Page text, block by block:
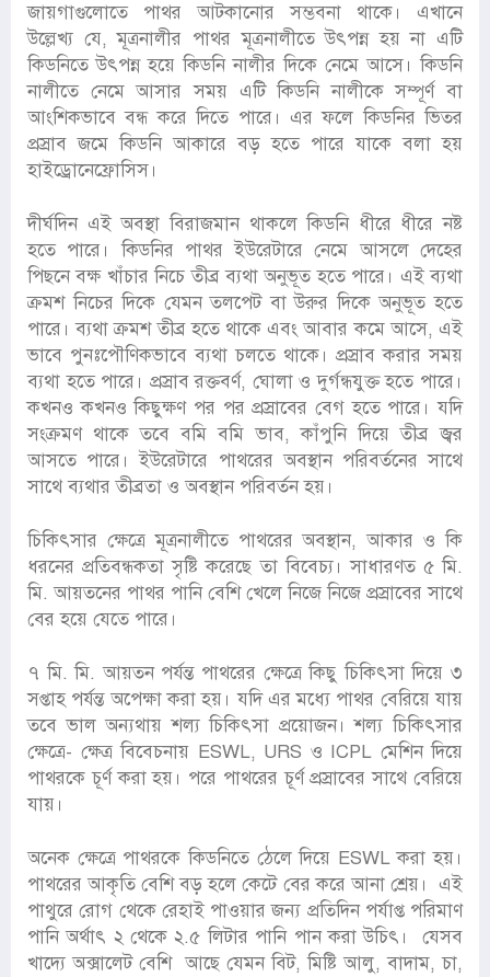
জায়গাগুলোতে পাথর আটকানোর সম্ভবনা থাকে। এখানে
উল্লেখ্য যে, মূত্রনালীর পাথর মূত্রনালীতে উৎপন্ন হয় না এটি
কিডনিতে উৎপন্ন হয়ে কিডনি নালীর দিকে নেমে আসে। কিডনি
নালীতে নেমে আসার সময় এটি কিডনি নালীকে সম্পূর্ণ বা
আংশিকভাবে বন্ধ করে দিতে পারে। এর ফলে কিডনির ভিতর
প্রস্রাব জমে কিডনি আকারে বড় হতে পারে যাকে বলা হয়
হাইড্রোনেফ্রোসিস।
দীর্ঘদিন এই অবস্থা বিরাজমান থাকলে কিডনি ধীরে ধীরে নষ্ট
হতে পারে। কিডনির পাথর ইউরেটারে নেমে আসলে দেহের
পিছনে বক্ষ খাঁচার নিচে তীব্র ব্যথা অনুভূত হতে পারে। এই ব্যথা
ক্রমশ নিচের দিকে যেমন তলপেট বা উরুর দিকে অনুভূত হতে
পারে। ব্যথা ক্রমশ তীব্র হতে থাকে এবং আবার কমে আসে, এই
ভাবে পুনঃপৌণিকভাবে ব্যথা চলতে থাকে। প্রস্রাব করার সময়
ব্যথা হতে পারে। প্রস্রাব রক্তবর্ণ, ঘোলা ও দুর্গন্ধযুক্ত হতে পারে।
কখনও কখনও কিছুক্ষণ পর পর প্রস্রাবের বেগ হতে পারে। যদি
সংক্রমণ থাকে তবে বমি বমি ভাব, কাঁপুনি দিয়ে তীব্র জ্বর
আসতে পারে। ইউরেটারে পাথরের অবস্থান পরিবর্তনের সাথে
সাথে ব্যথার তীব্রতা ও অবস্থান পরিবর্তন হয়।
চিকিৎসার ক্ষেত্রে মূত্রনালীতে পাথরের অবস্থান, আকার ও কি
ধরনের প্রতিবন্ধকতা সৃষ্টি করেছে তা বিবেচ্য। সাধারণত ৫ মি.
মি. আয়তনের পাথর পানি বেশি খেলে নিজে নিজে প্রস্রাবের সাথে
বের হয়ে যেতে পারে।
৭ মি. মি. আয়তন পর্যন্ত পাথরের ক্ষেত্রে কিছু চিকিৎসা দিয়ে ৩
সপ্তাহ পর্যন্ত অপেক্ষা করা হয়। যদি এর মধ্যে পাথর বেরিয়ে যায়
তবে ভাল অন্যথায় শল্য চিকিৎসা প্রয়োজন। শল্য চিকিৎসার
ক্ষেত্রে- ক্ষেত্র বিবেচনায় ESWL, URS ও ICPL মেশিন দিয়ে
পাথরকে চূর্ণ করা হয়। পরে পাথরের চূর্ণ প্রস্রাবের সাথে বেরিয়ে
যায়।
অনেক ক্ষেত্রে পাথরকে কিডনিতে ঠেলে দিয়ে ESWL করা হয়।
পাথরের আকৃতি বেশি বড় হলে কেটে বের করে আনা শ্রেয়। এই
পাথুরে রোগ থেকে রেহাই পাওয়ার জন্য প্রতিদিন পর্যাপ্ত পরিমাণ
পানি অর্থাৎ ২ থেকে ২.৫ লিটার পানি পান করা উচিৎ। যেসব
খাদ্যে অক্সালেট বেশি আছে যেমন বিট, মিষ্টি আলু, বাদাম, চা,